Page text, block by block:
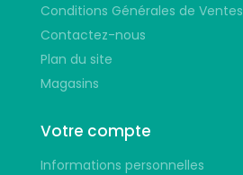
Conditions Générales de Ventes
Contactez-nous
Plan du site
Magasins
Votre compte
Informations personnelles